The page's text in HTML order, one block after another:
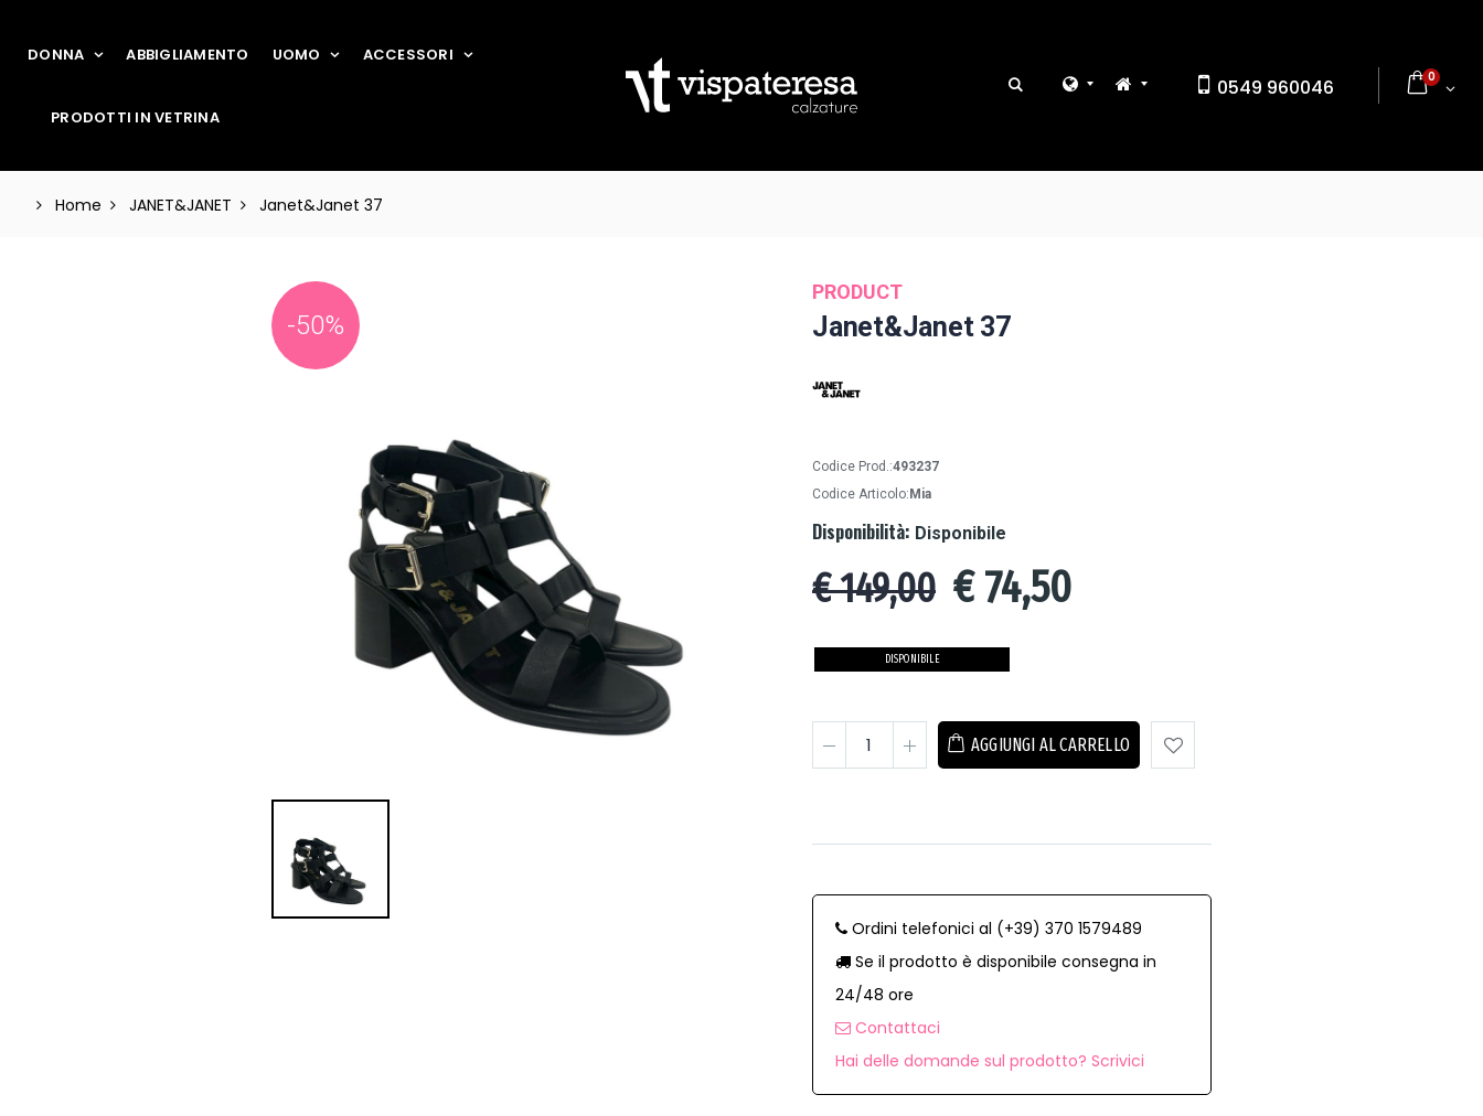
DONNA ABBIGLIAMENTO UOMO ACCESSORI
PRODOTTI IN VETRINA
0549 960046 0
Home JANET&JANET Janet&Janet 37
-50%
PRODUCT
Janet&Janet 37
Codice Prod.:493237
Codice Articolo: Mia
Disponibilità: Disponibile
€ 149,00 €74,50
DISPONIBILE
AGGIUNGI AL CARRELLO
Ordini telefonici al (+39) 370 1579489
Se il prodotto è disponibile consegna in
24/48 ore
Contattaci
Hai delle domande sul prodotto? Scrivici